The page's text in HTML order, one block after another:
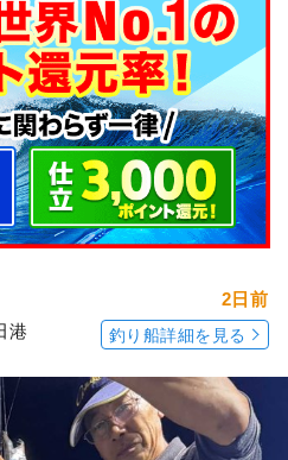
港
2日前
釣り船詳細を見る